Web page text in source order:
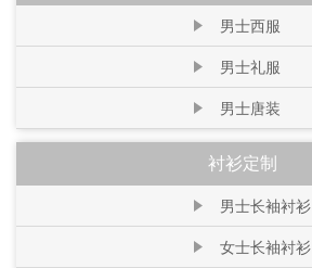
男士西服
男士礼服
男士唐装
衬衫定制
男士长袖衬衫
女士长袖衬衫